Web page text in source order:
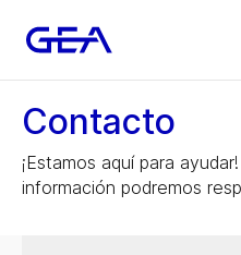
Contacto
¡Estamos aquí para
información podremos